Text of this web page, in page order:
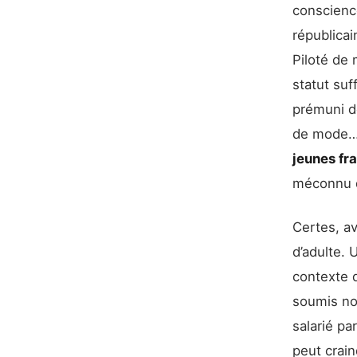
Piloté de
statut
prémuni
de
jeunes
méconnu
Certes,
d’adulte.
contexte
soumis
salarié
peut